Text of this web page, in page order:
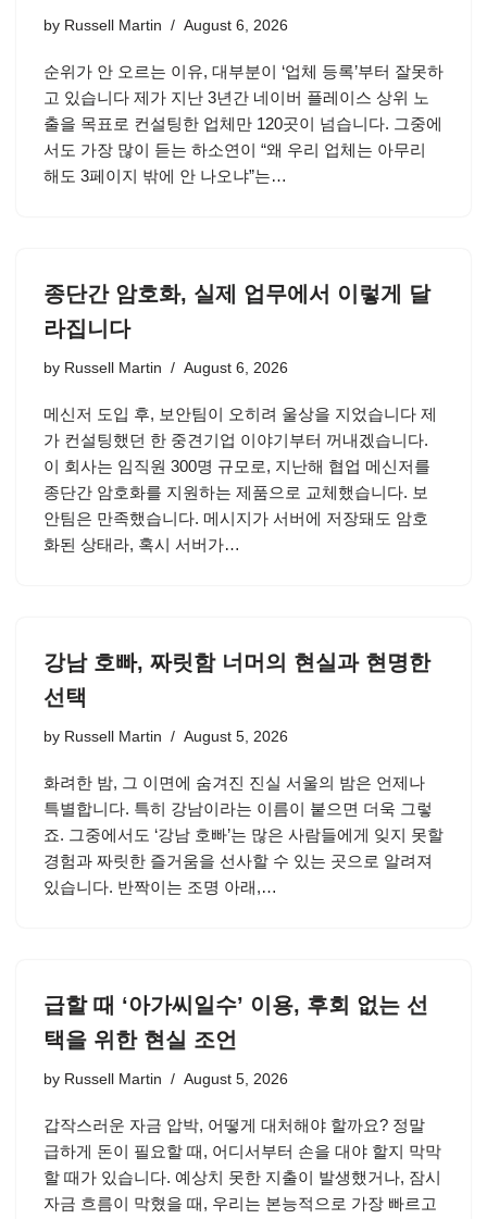
by Russell Martin August 6, 2026
순위가 안 오르는 이유, 대부분이 ‘업체 등록’부터 잘못하
고 있습니다 제가 지난 3년간 네이버 플레이스 상위 노
출을 목표로 컨설팅한 업체만 120곳이 넘습니다. 그중에
서도 가장 많이 듣는 하소연이 “왜 우리 업체는 아무리
해도 3페이지 밖에 안 나오냐”는…
종단간 암호화, 실제 업무에서 이렇게 달
라집니다
by Russell Martin August 6, 2026
메신저 도입 후, 보안팀이 오히려 울상을 지었습니다 제
가 컨설팅했던 한 중견기업 이야기부터 꺼내겠습니다.
이 회사는 임직원 300명 규모로, 지난해 협업 메신저를
종단간 암호화를 지원하는 제품으로 교체했습니다. 보
안팀은 만족했습니다. 메시지가 서버에 저장돼도 암호
화된 상태라, 혹시 서버가…
강남 호빠, 짜릿함 너머의 현실과 현명한
선택
by Russell Martin August 5, 2026
화려한 밤, 그 이면에 숨겨진 진실 서울의 밤은 언제나
특별합니다. 특히 강남이라는 이름이 붙으면 더욱 그렇
죠. 그중에서도 ‘강남 호빠’는 많은 사람들에게 잊지 못할
경험과 짜릿한 즐거움을 선사할 수 있는 곳으로 알려져
있습니다. 반짝이는 조명 아래,…
급할 때 ‘아가씨일수’ 이용, 후회 없는 선
택을 위한 현실 조언
by Russell Martin August 5, 2026
갑작스러운 자금 압박, 어떻게 대처해야 할까요? 정말
급하게 돈이 필요할 때, 어디서부터 손을 대야 할지 막막
할 때가 있습니다. 예상치 못한 지출이 발생했거나, 잠시
자금 흐름이 막혔을 때, 우리는 본능적으로 가장 빠르고